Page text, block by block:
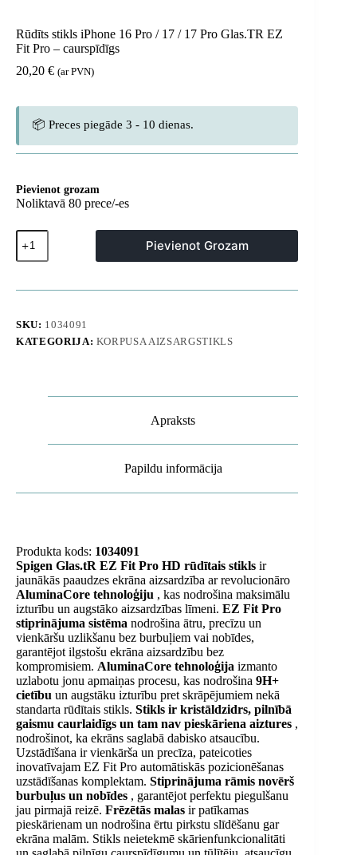
Rūdīts stikls iPhone 16 Pro / 17 / 17 Pro Glas.TR EZ
Fit Pro – caurspīdīgs
20,20 € (ar PVN)
📦 Preces piegāde 3 - 10 dienas.
Pievienot grozam
Noliktavā 80 prece/-es
Rūdīts
stikls
iPhone
Pro
/
17
Pievienot Grozam
SKU: 1034091
KATEGORIJA: KORPUSA AIZSARGSTIKLS
Apraksts
Papildu informācija
Produkta kods: 1034091
Spigen Glas.tR EZ Fit Pro HD rūdītais stikls ir
jaunākās paaudzes ekrāna aizsardzība ar revolucionāro
AluminaCore tehnoloģiju , kas nodrošina maksimālu
izturību un augstāko aizsardzības līmeni. EZ Fit Pro
stiprinājuma sistēma nodrošina ātru, precīzu un
vienkāršu uzlikšanu bez burbuļiem vai nobīdes,
garantējot ilgstošu ekrāna aizsardzību bez
kompromisiem. AluminaCore tehnoloģija izmanto
uzlabotu jonu apmaiņas procesu, kas nodrošina 9H+
cietību un augstāku izturību pret skrāpējumiem nekā
standarta rūdītais stikls. Stikls ir kristāldzidrs, pilnībā
gaismu caurlaidīgs un tam nav pieskāriena aiztures ,
nodrošinot, ka ekrāns saglabā dabisko atsaucību.
Uzstādīšana ir vienkārša un precīza, pateicoties
inovatīvajam EZ Fit Pro automātiskās pozicionēšanas
uzstādīšanas komplektam. Stiprinājuma rāmis novērš
burbuļus un nobīdes , garantējot perfektu piegulšanu
jau pirmajā reizē. Frēzētās malas ir patīkamas
pieskārienam un nodrošina ērtu pirkstu slīdēšanu gar
ekrāna malām. Stikls neietekmē skārienfunkcionalitāti